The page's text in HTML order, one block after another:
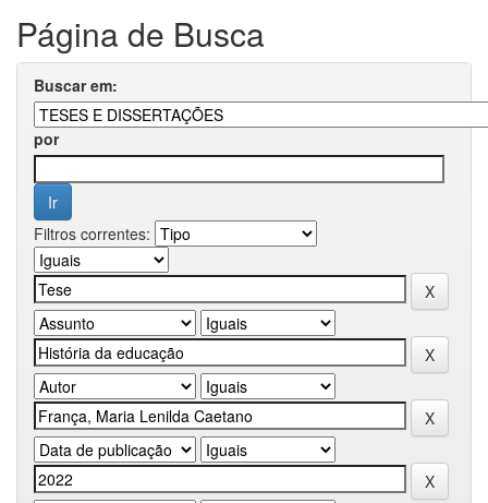
Página de Busca
Buscar em:
por
Filtros correntes: